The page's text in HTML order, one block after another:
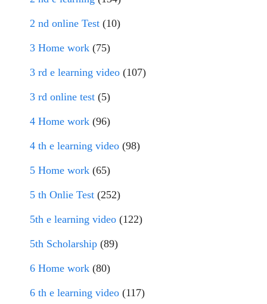
2 nd online Test (10)
3 Home work (75)
3 rd e learning video (107)
3 rd online test (5)
4 Home work (96)
4 th e learning video (98)
5 Home work (65)
5 th Onlie Test (252)
5th e learning video (122)
5th Scholarship (89)
6 Home work (80)
6 th e learning video (117)